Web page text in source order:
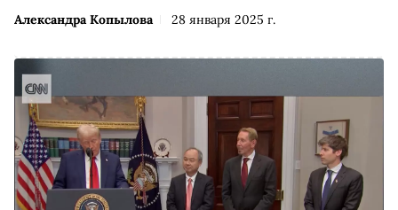
Александра Копылова 28 января 2025 г.